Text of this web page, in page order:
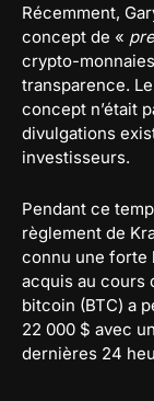
Récemment,
concept de «
crypto-
transparence.
concept n’était
divulgations
investisseurs.
Pendant ce
règlement de
connu une forte
acquis au cours
bitcoin (BTC) a
22 000 $ avec
dernières 24